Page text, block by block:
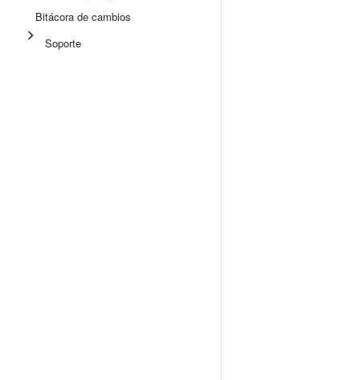
Bitácora de cambios
Soporte